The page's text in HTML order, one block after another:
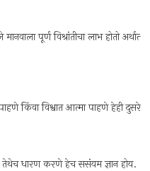
पूर्ण विश्रांतीचा लाभ होतो अर्थात्‍
किंवा विश्वात आत्मा पाहणे हेही दुसरे
तेथेच धारण करणे हेच ससंयम ज्ञान होय.